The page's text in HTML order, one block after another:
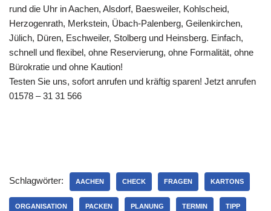
rund die Uhr in Aachen, Alsdorf, Baesweiler, Kohlscheid,
Herzogenrath, Merkstein, Übach-Palenberg, Geilenkirchen,
Jülich, Düren, Eschweiler, Stolberg und Heinsberg. Einfach,
schnell und flexibel, ohne Reservierung, ohne Formalität, ohne
Bürokratie und ohne Kaution!
Testen Sie uns, sofort anrufen und kräftig sparen! Jetzt anrufen
01578 – 31 31 566
Schlagwörter: AACHEN CHECK FRAGEN KARTONS
ORGANISATION PACKEN PLANUNG TERMIN TIPP